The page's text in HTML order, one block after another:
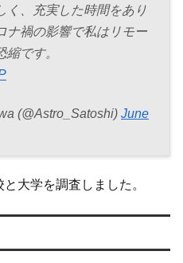
く、充実した時間をあり
ナ禍の影響で私はリモー
縮です。
(@Astro_Satoshi) June
大学を調査しました。